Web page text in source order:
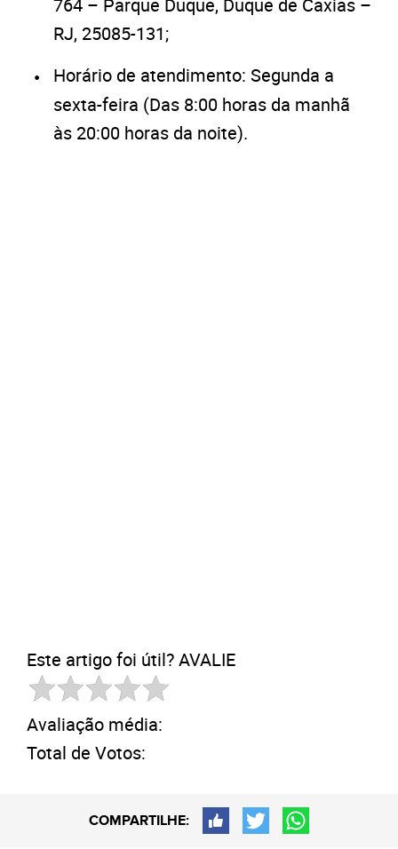
RJ, 25085-131;
Horário de atendimento: Segunda a
sexta-feira (Das 8:00 horas da manhã
às 20:00 horas da noite).
Este artigo foi útil? AVALIE
Avaliação média:
Total de Votos:
COMPARTILHE: